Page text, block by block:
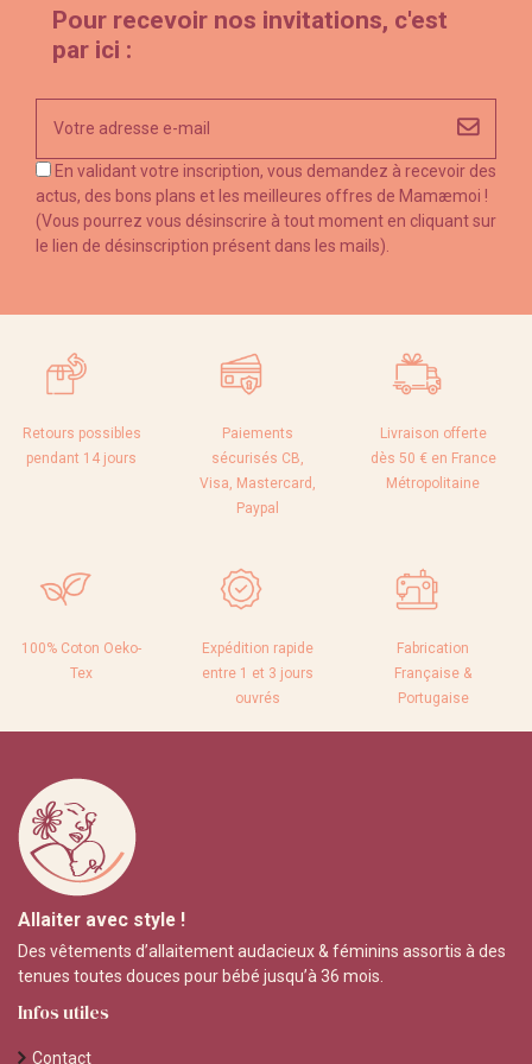
Pour recevoir nos invitations, c'est
par ici :
En validant votre inscription, vous demandez à recevoir des
actus, des bons plans et les meilleures offres de Mamæmoi !
(Vous pourrez vous désinscrire à tout moment en cliquant sur
le lien de désinscription présent dans les mails).
Retours possibles
pendant 14 jours
Paiements
sécurisés CB,
Visa, Mastercard,
Paypal
Livraison offerte
dès 50 € en France
Métropolitaine
100% Coton Oeko-
Tex
Expédition rapide
entre 1 et 3 jours
ouvrés
Fabrication
Française &
Portugaise
Allaiter avec style !
Des vêtements d’allaitement audacieux & féminins assortis à des
tenues toutes douces pour bébé jusqu’à 36 mois.
Infos utiles
Contact